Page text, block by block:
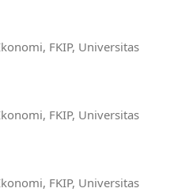
FKIP, Universitas
FKIP, Universitas
FKIP, Universitas